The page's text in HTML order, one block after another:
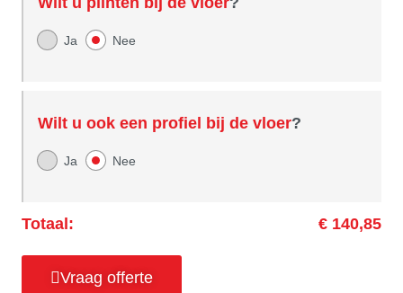
Ja Nee
Wilt u ook een profiel bij de vloer?
Ja Nee
Totaal: € 140,85
Vraag offerte